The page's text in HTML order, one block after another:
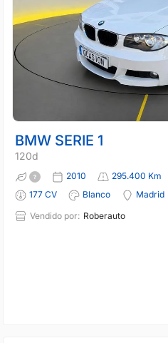
BMW SERIE 1
120d
2010 295.400 Km
177 CV
Blanco
Madrid
Vendido por: Roberauto